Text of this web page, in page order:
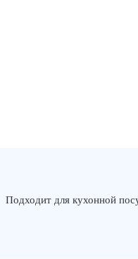
Подходит для кухонной